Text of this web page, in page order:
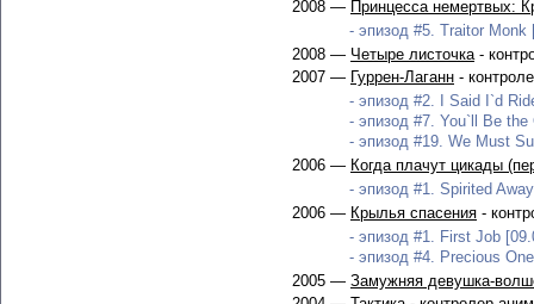
2008 — Принцесса немертвых:
- эпизод #5. Traitor Monk
2008 — Четыре листочка-
2007 — Гуррен-Лаганн -
- эпизод #2. I Said I`d
- эпизод #7. You`ll Be
- эпизод #19. We Must
2006 — Когда плачут цикады
- эпизод #1. Spirited
2006 — Крылья спасения -
- эпизод #1. First Job
- эпизод #4. Precious
2005 — Замужняя девушка-